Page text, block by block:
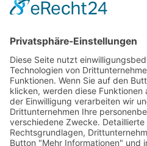
Medien
News
Kontakt
Impressum
Datenschutz